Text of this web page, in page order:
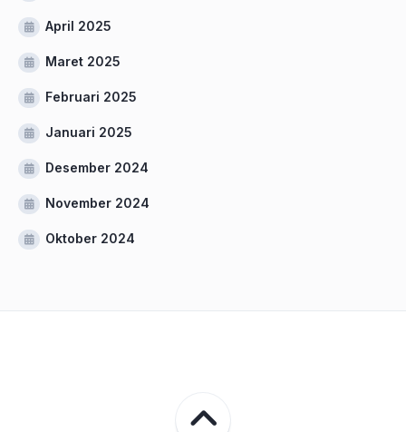
April 2025
Maret 2025
Februari 2025
Januari 2025
Desember 2024
November 2024
Oktober 2024